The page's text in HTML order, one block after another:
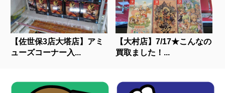
【佐世保3店大塔店】アミ
ューズコーナー入...
【大村店】7/17★こんなの
買取ました！...